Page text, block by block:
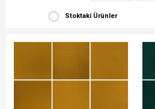
Stoktaki Ürünler